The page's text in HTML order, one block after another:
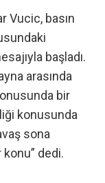
Vucic, basın
başladı.
arasında
bir
konusunda
sona
dedi.